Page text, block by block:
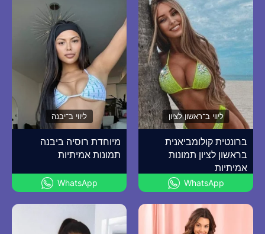
ליווי ב־ראשון לציון
ברונטית קולומביאנית
בראשון לציון תמונות
אמיתיות
WhatsApp
ליווי ב־יבנה
מיוחדת רוסיה ביבנה
תמונות אמיתיות
WhatsApp